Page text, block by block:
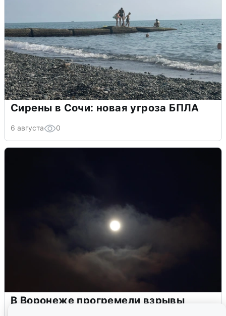
Сирены в Сочи: новая угроза БПЛА
6 августа 0
В Воронеже прогремели взрывы